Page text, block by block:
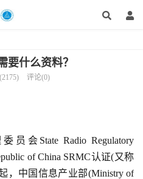
要什么资料？
评论(0)
会State Radio Regulatory
of China SRMC认证(又称
，中国信息产业部(Ministry of